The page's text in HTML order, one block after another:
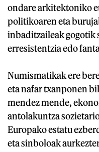
ondare arkitektoniko
politikoaren eta
inbaditzaileak gogotik
erresistentzia edo
Numismatikak ere
eta nafar txanponen
mendez mende,
antolakuntza
Europako estatu
eta sinboloak